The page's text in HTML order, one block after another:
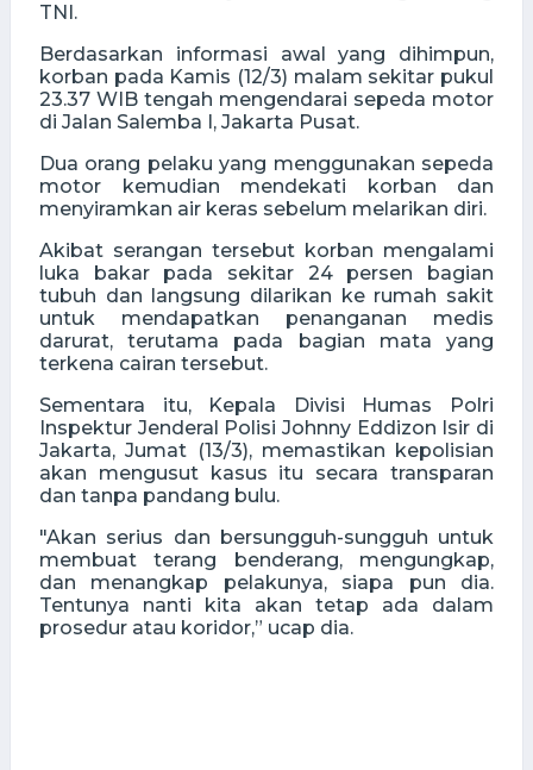
TNI.
Berdasarkan informasi awal yang dihimpun,
korban pada Kamis (12/3) malam sekitar pukul
23.37 WIB tengah mengendarai sepeda motor
di Jalan Salemba I, Jakarta Pusat.
Dua orang pelaku yang menggunakan sepeda
motor kemudian mendekati korban dan
menyiramkan air keras sebelum melarikan diri.
Akibat serangan tersebut korban mengalami
luka bakar pada sekitar 24 persen bagian
tubuh dan langsung dilarikan ke rumah sakit
untuk mendapatkan penanganan medis
darurat, terutama pada bagian mata yang
terkena cairan tersebut.
Sementara itu, Kepala Divisi Humas Polri
Inspektur Jenderal Polisi Johnny Eddizon Isir di
Jakarta, Jumat (13/3), memastikan kepolisian
akan mengusut kasus itu secara transparan
dan tanpa pandang bulu.
"Akan serius dan bersungguh-sungguh untuk
membuat terang benderang, mengungkap,
dan menangkap pelakunya, siapa pun dia.
Tentunya nanti kita akan tetap ada dalam
prosedur atau koridor,” ucap dia.